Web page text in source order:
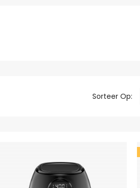
Sorteer Op: